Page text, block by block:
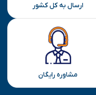
ارسال به کل کشور
مشاوره رایگان